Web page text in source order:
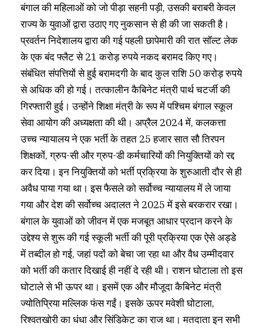
बंगाल की महिलाओं को जो पीड़ा सहनी पड़ी, उसकी बराबरी केवल
राज्य के युवाओं द्वारा उठाए गए नुकसान से ही की जा सकती है।
प्रवर्तन निदेशालय द्वारा की गई पहली छापेमारी की रात सॉल्ट लेक
के एक बंद फ्लैट से 21 करोड़ रुपये नकद बरामद किए गए।
संबंधित संपत्तियों से हुई बरामदगी के बाद कुल राशि 50 करोड़ रुपये
से अधिक की हो गई। तत्कालीन कैबिनेट मंत्री पार्थ चटर्जी की
गिरफ्तारी हुई। उन्होंने शिक्षा मंत्री के रूप में पश्चिम बंगाल स्कूल
सेवा आयोग की अध्यक्षता की थी। अप्रैल 2024 में, कलकत्ता
उच्च न्यायालय ने एक भर्ती के तहत 25 हजार सात सौ तिरपन
शिक्षकों, ग्रुप-सी और ग्रुप-डी कर्मचारियों की नियुक्तियों को रद्द
कर दिया। इन नियुक्तियों को भर्ती प्रक्रिया के शुरुआती दौर से ही
अवैध पाया गया था। इस फैसले को सर्वोच्च न्यायालय में ले जाया
गया और देश की सर्वोच्च अदालत ने 2025 में इसे बरकरार रखा।
बंगाल के युवाओं को जीवन में एक मजबूत आधार प्रदान करने के
उद्देश्य से शुरू की गई स्कूली भर्ती की पूरी प्रक्रिया एक ऐसे अड्डे
में तब्दील हो गई, जहां पदों को बेचा जा रहा था और वैध उम्मीदवार
को भर्ती की कतार दिखाई ही नहीं दे रही थी। राशन घोटाला तो इस
घोटाले से भी ऊपर था। इसमें एक और मौजूदा कैबिनेट मंत्री
ज्योतिप्रिया मल्लिक फंस गईं। इसके ऊपर मवेशी घोटाला,
रिश्वतखोरी का धंधा और सिंडिकेट का राज था। मतदाता इन सभी